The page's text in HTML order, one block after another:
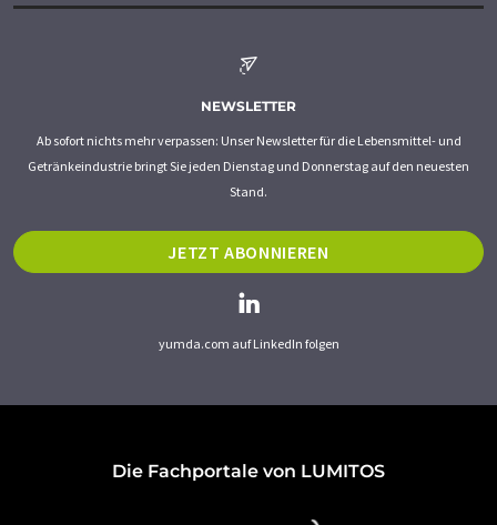
NEWSLETTER
Ab sofort nichts mehr verpassen: Unser Newsletter für die Lebensmittel- und
Getränkeindustrie bringt Sie jeden Dienstag und Donnerstag auf den neuesten
Stand.
JETZT ABONNIEREN
yumda.com auf LinkedIn folgen
Die Fachportale von LUMITOS